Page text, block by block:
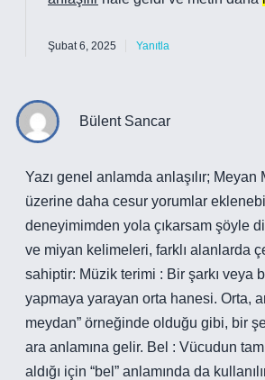
Şubat 6, 2025 Yanıtla
Bülent Sancar
Yazı genel anlamda anlaşılır; Meyan
üzerine daha cesur yorumlar
deneyimimden yola çıkarsam şöyle
ve miyan kelimeleri, farklı alanlarda
sahiptir: Müzik terimi : Bir şarkı veya
yapmaya yarayan orta hanesi. Orta,
meydan” örneğinde olduğu gibi, bir
ara anlamına gelir. Bel : Vücudun
aldığı için “bel” anlamında da